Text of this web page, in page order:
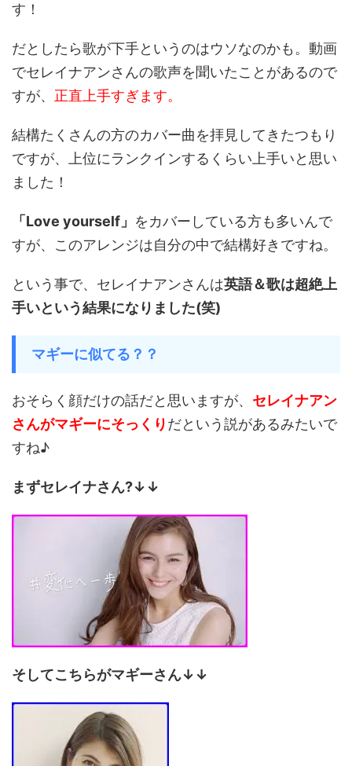
す！
だとしたら歌が下手というのはウソなのかも。動画
でセレイナアンさんの歌声を聞いたことがあるので
すが、 正直上手すぎます。
結構たくさんの方のカバー曲を拝見してきたつもり
ですが、上位にランクインするくらい上手いと思い
ました！
「Love yourself」 をカバーしている方も多いんで
すが、このアレンジは自分の中で結構好きですね。
という事で、セレイナアンさんは英語＆歌は超絶上
手いという結果になりました(笑)
マギーに似てる？？
おそらく顔だけの話だと思いますが、 セレイナアン
さんがマギーにそっくりだという説があるみたいで
すね♪
まずセレイナさん?↓↓
そしてこちらがマギーさん↓↓